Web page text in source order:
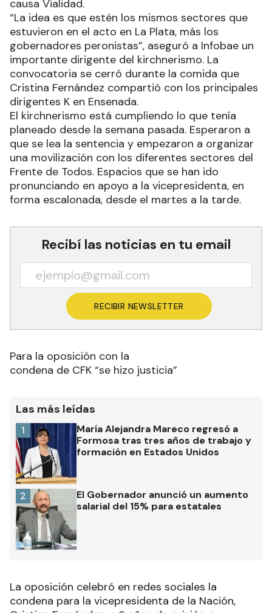
causa Vialidad.
“La idea es que estén los mismos sectores que
estuvieron en el acto en La Plata, más los
gobernadores peronistas”, aseguró a Infobae un
importante dirigente del kirchnerismo. La
convocatoria se cerró durante la comida que
Cristina Fernández compartió con los principales
dirigentes K en Ensenada.
El kirchnerismo está cumpliendo lo que tenía
planeado desde la semana pasada. Esperaron a
que se lea la sentencia y empezaron a organizar
una movilización con los diferentes sectores del
Frente de Todos. Espacios que se han ido
pronunciando en apoyo a la vicepresidenta, en
forma escalonada, desde el martes a la tarde.
Recibí las noticias en tu email
RECIBIR NEWSLETTER
Para la oposición con la
condena de CFK “se hizo justicia”
Las más leídas
María Alejandra Mareco regresó a
Formosa tras tres años de trabajo y
formación en Estados Unidos
1
El Gobernador anunció un aumento
salarial del 15% para estatales
2
La oposición celebró en redes sociales la
condena para la vicepresidenta de la Nación,